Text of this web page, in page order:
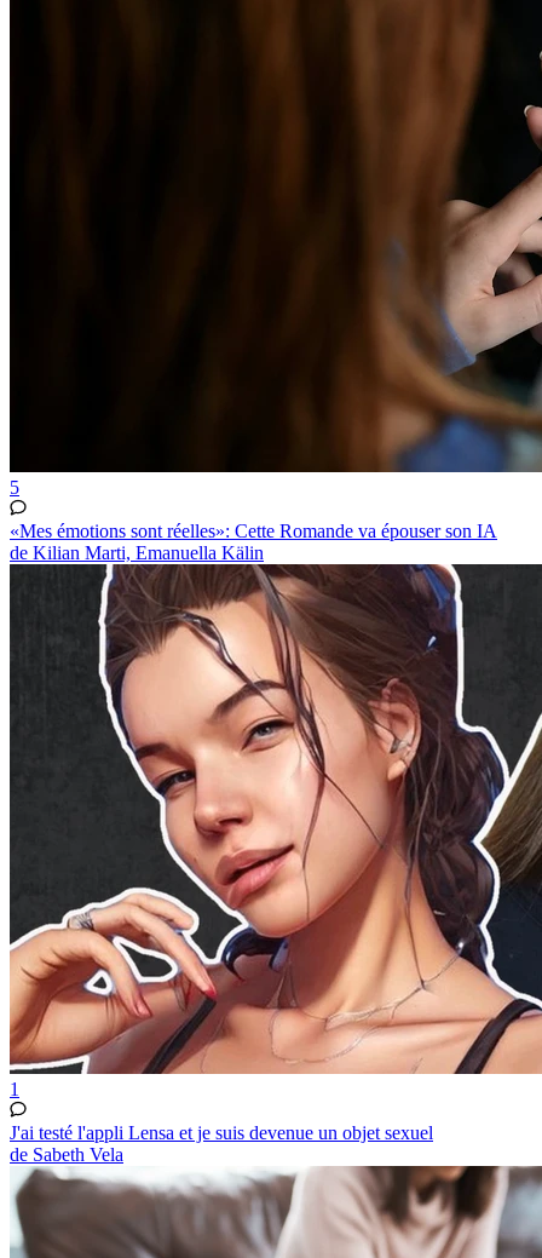
5
«Mes émotions sont réelles»: Cette Romande va épouser son IA
de Kilian Marti, Emanuella Kälin
1
J'ai testé l'appli Lensa et je suis devenue un objet sexuel
de Sabeth Vela